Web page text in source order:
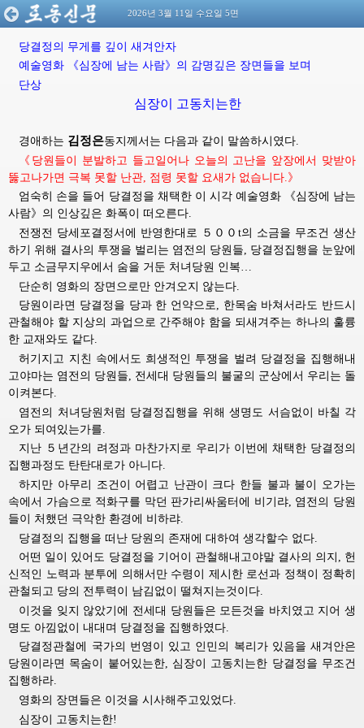
2026년 3월 11일 수요일 5면
당결정의 무게를 깊이 새겨안자
예술영화
《심장에 남는 사람》의 감명깊은 장면들을 보며
단상
심장이 고동치는한
경애하는 김정은동지께서는 다음과 같이 말씀하시였다.
《당원들이 분발하고 들고일어나 오늘의 고난을 앞장에서 맞받아
뚫고나가면 극복 못할 난관, 점령 못할 요새가 없습니다.》
엄숙히 손을 들어 당결정을 채택한 이 시각 예술영화 《심장에 남는
사람》의 인상깊은 화폭이 떠오른다.
전쟁전 당세포결정서에 반영한대로 ５００t의 소금을 무조건 생산
하기 위해 결사의 투쟁을 벌리는 염전의 당원들, 당결정집행을 눈앞에
두고 소금무지우에서 숨을 거둔 처녀당원 인복…
단순히 영화의 장면으로만 안겨오지 않는다.
당원이라면 당결정을 당과 한 언약으로, 한목숨 바쳐서라도 반드시
관철해야 할 지상의 과업으로 간주해야 함을 되새겨주는 하나의 훌륭
한 교재와도 같다.
허기지고 지친 속에서도 희생적인 투쟁을 벌려 당결정을 집행해내
고야마는 염전의 당원들, 전세대 당원들의 불굴의 군상에서 우리는 돌
이켜본다.
염전의 처녀당원처럼 당결정집행을 위해 생명도 서슴없이 바칠 각
오가 되여있는가를.
지난 ５년간의 려정과 마찬가지로 우리가 이번에 채택한 당결정의
집행과정도 탄탄대로가 아니다.
하지만 아무리 조건이 어렵고 난관이 크다 한들 불과 불이 오가는
속에서 가슴으로 적화구를 막던 판가리싸움터에 비기랴, 염전의 당원
들이 처했던 극악한 환경에 비하랴.
당결정의 집행을 떠난 당원의 존재에 대하여 생각할수 없다.
어떤 일이 있어도 당결정을 기어이 관철해내고야말 결사의 의지, 헌
신적인 노력과 분투에 의해서만 수령이
제시한 로선과 정책이 정확히
관철되고 당의 전투력이 남김없이 떨쳐지는것이다.
이것을 잊지 않았기에 전세대 당원들은 모든것을 바치였고 지어 생
명도 아낌없이 내대며 당결정을 집행하였다.
당결정관철에 국가의 번영이 있고 인민의 복리가 있음을 새겨안은
당원이라면 목숨이 붙어있는한, 심장이 고동치는한 당결정을 무조건
집행하라.
영화의 장면들은 이것을 시사해주고있었다.
심장이 고동치는한!